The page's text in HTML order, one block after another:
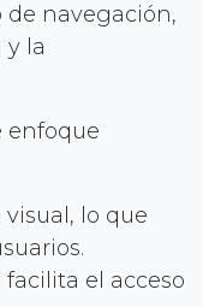
de navegación,
y la
enfoque
lo que
el acceso